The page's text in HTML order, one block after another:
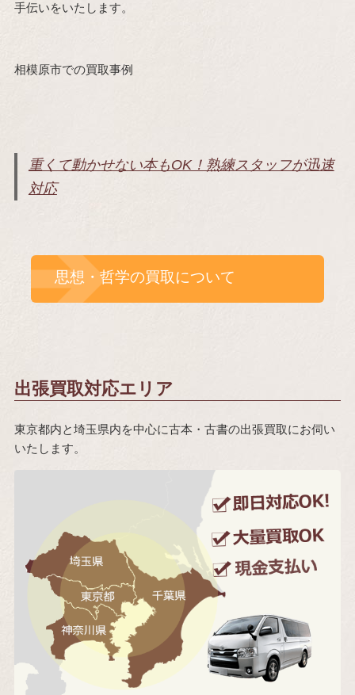
手伝いをいたします。
相模原市での買取事例
重くて動かせない本もOK！熟練スタッフが迅速
対応
思想・哲学の買取について
出張買取対応エリア
東京都内と埼玉県内を中心に古本・古書の出張買取にお伺い
いたします。